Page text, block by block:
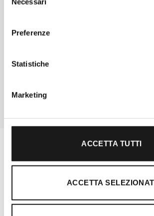
del
Preferenze
Statistiche
Marketing
ACCETTA TUTTI
ACCETTA
Davide di RRTrek